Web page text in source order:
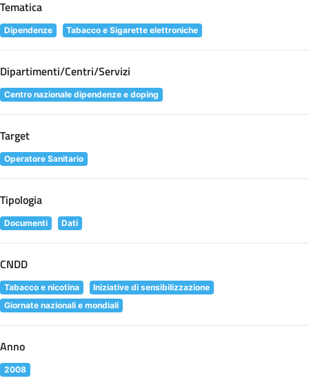
Tematica
Dipendenze Tabacco e Sigarette elettroniche
Dipartimenti/Centri/Servizi
Centro nazionale dipendenze e doping
Target
Operatore Sanitario
Tipologia
Documenti Dati
CNDD
Tabacco e nicotina
Iniziative di sensibilizzazione
Giornate nazionali e mondiali
Anno
2008